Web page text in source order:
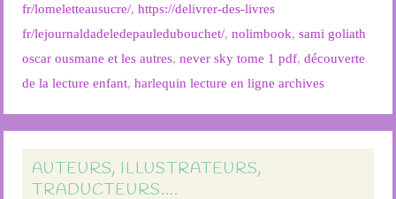
fr/lomeletteausucre/,https://delivrer-des-livres
fr/lejournaldadeledepauledubouchet/,nolimbook,sami goliath
oscar ousmane et les autres,never sky tome 1 pdf,découverte
de la lecture enfant,harlequin lecture en ligne archives
AUTEURS, ILLUSTRATEURS,
TRADUCTEURS….